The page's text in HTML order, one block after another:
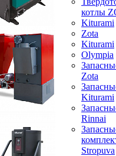
котлы
Kiturami
Zota
Kiturami
Olympia
Zota
Kiturami
Rinnai
Stropuva